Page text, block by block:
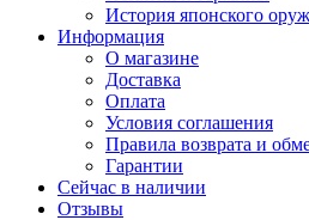
История японского
Информация
О магазине
Доставка
Оплата
Условия соглашения
Правила возврата и
Гарантии
Сейчас в наличии
Отзывы